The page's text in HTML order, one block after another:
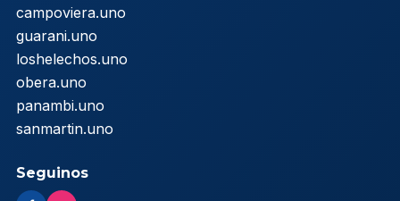
campoviera.uno
guarani.uno
loshelechos.uno
obera.uno
panambi.uno
sanmartin.uno
Seguinos